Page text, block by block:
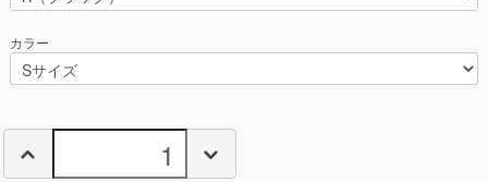
カラー